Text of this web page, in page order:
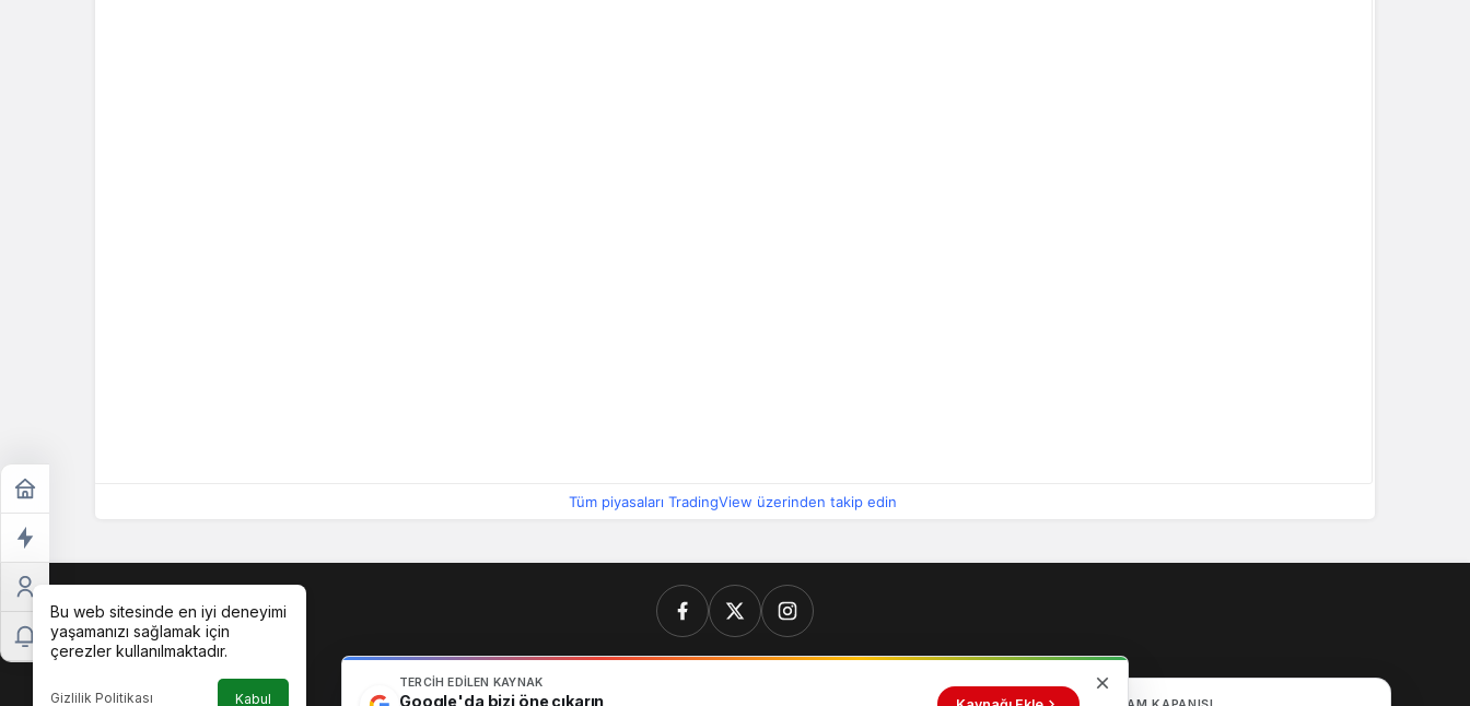
Tüm piyasaları TradingView üzerinden takip edin
Bu web sitesinde en iyi deneyimi
yaşamanızı sağlamak için
çerezler kullanılmaktadır.
Gizlilik Politikası Kabul
TERCIH EDILEN KAYNAK
Google'da bizi öne çıkarın